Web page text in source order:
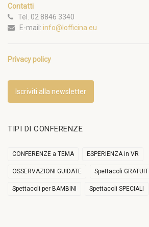
Contatti
Tel. 02 8846 3340
E-mail: info@lofficina.eu
Privacy policy
Iscriviti alla newsletter
TIPI DI CONFERENZE
CONFERENZE a TEMA ESPERIENZA in VR
OSSERVAZIONI GUIDATE Spettacoli GRATUITI
Spettacoli per BAMBINI Spettacoli SPECIALI